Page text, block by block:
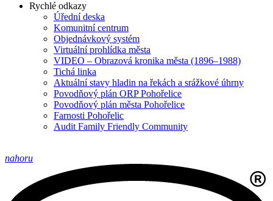
Rychlé odkazy
Úřední deska
Komunitní centrum
Objednávkový systém
Virtuální prohlídka města
VIDEO – Obrazová kronika města (1896–1988)
Tichá linka
Aktuální stavy hladin na řekách a srážkové úhrny
Povodňový plán ORP Pohořelice
Povodňový plán města Pohořelice
Farnosti Pohořelic
Audit Family Friendly Community
nahoru